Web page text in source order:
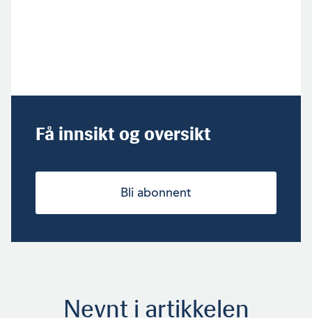
Få innsikt og oversikt
Bli abonnent
Nevnt i artikkelen